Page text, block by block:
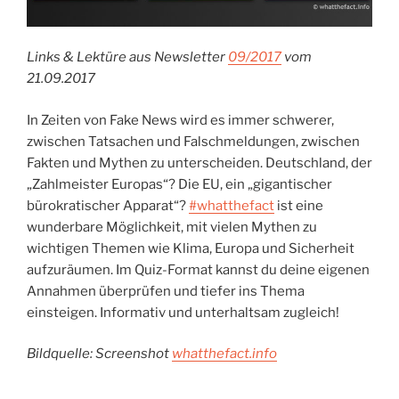
Links & Lektüre aus Newsletter 09/2017vom
21.09.2017
In Zeiten von Fake News wird es immer schwerer,
zwischen Tatsachen und Falschmeldungen, zwischen
Fakten und Mythen zu unterscheiden. Deutschland, der
„Zahlmeister Europas“? Die EU, ein „gigantischer
bürokratischer Apparat“?#whatthefact ist eine
wunderbare Möglichkeit, mit vielen Mythen zu
wichtigen Themen wie Klima, Europa und Sicherheit
aufzuräumen. Im Quiz-Format kannst du deine eigenen
Annahmen überprüfen und tiefer ins Thema
einsteigen. Informativ und unterhaltsam zugleich!
Bildquelle: Screenshot whatthefact.info